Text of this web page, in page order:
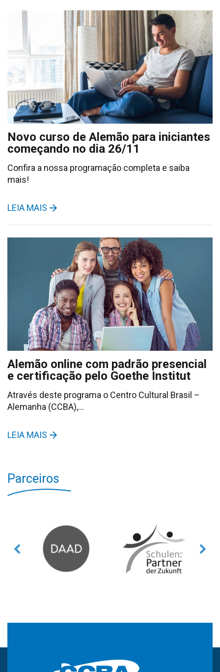
Novo curso de Alemão para iniciantes
começando no dia 26/11
Confira a nossa programação completa e saiba
mais!
LEIA MAIS
Alemão online com padrão presencial
e certificação pelo Goethe Institut
Através deste programa o Centro Cultural Brasil –
Alemanha (CCBA),…
LEIA MAIS
Parceiros